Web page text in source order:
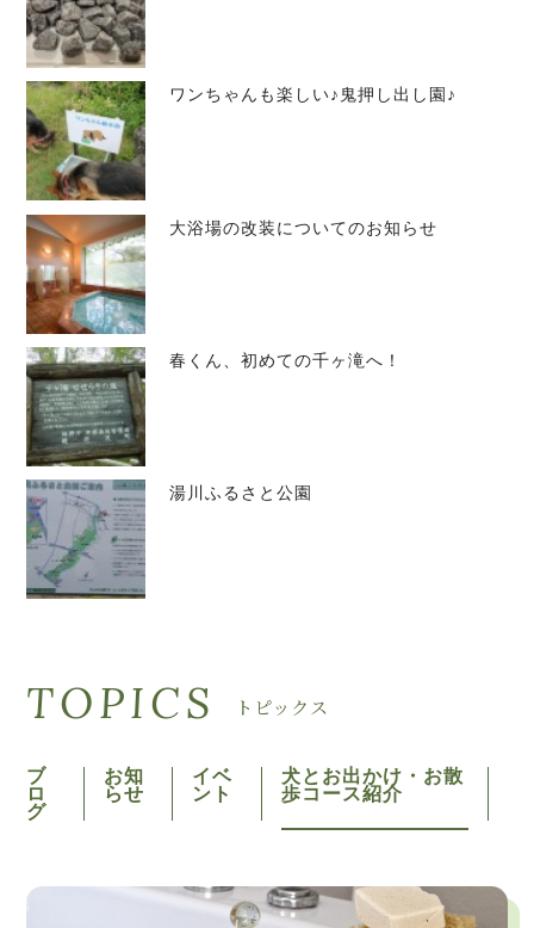
ワンちゃんも楽しい♪鬼押し出し園♪
大浴場の改装についてのお知らせ
春くん、初めての千ヶ滝へ！
湯川ふるさと公園
TOPICS トピックス
ブ
ロ
グ
お知
らせ
イベ
ント
犬とお出かけ・お散
歩コース紹介